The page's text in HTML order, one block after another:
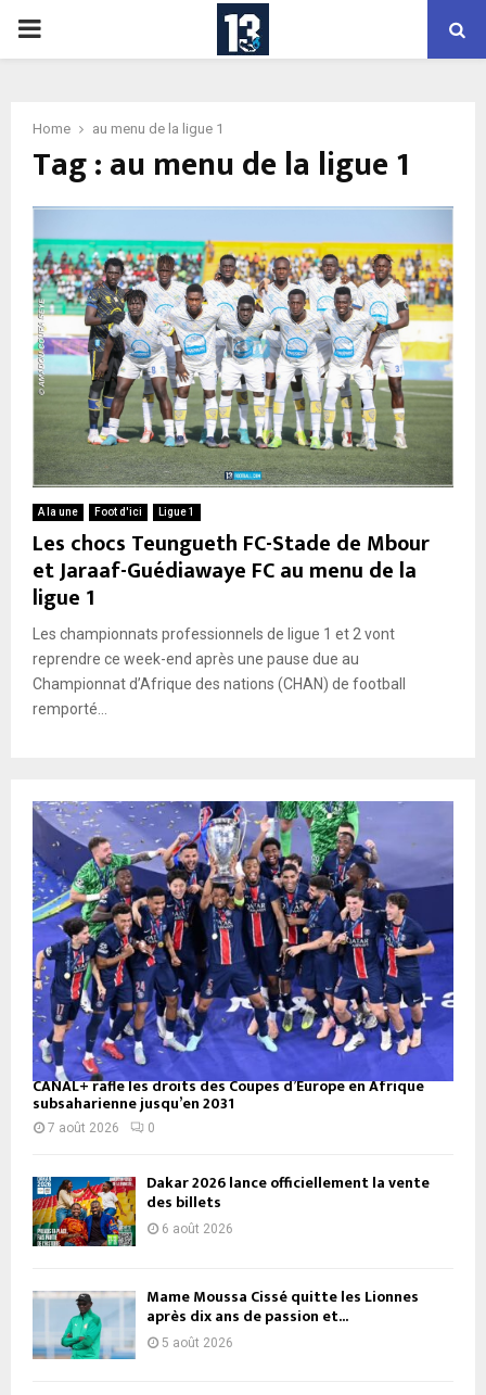
PRIMARY
Home au menu de la ligue 1
Tag : au menu de la ligue 1
A la une Foot d'ici Ligue 1
Les chocs Teungueth FC-Stade de Mbour
et Jaraaf-Guédiawaye FC au menu de la
ligue 1
Les championnats professionnels de ligue 1 et 2 vont
reprendre ce week-end après une pause due au
Championnat d’Afrique des nations (CHAN) de football
remporté...
CANAL+ rafle les droits des Coupes d’Europe en Afrique
subsaharienne jusqu’en 2031
7 août 2026 0
Dakar 2026 lance officiellement la vente
des billets
6 août 2026
Mame Moussa Cissé quitte les Lionnes
après dix ans de passion et...
5 août 2026